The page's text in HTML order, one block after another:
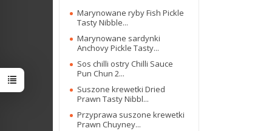
Marynowane ryby Fish Pickle
Tasty Nibble...
Marynowane sardynki
Anchovy Pickle Tasty...
Sos chilli ostry Chilli Sauce
Pun Chun 2...
Suszone krewetki Dried
Prawn Tasty Nibbl...
Przyprawa suszone krewetki
Prawn Chuyney...